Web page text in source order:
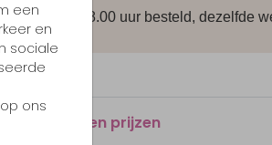
een
en
sociale
ons
✓
Voor 18.00 uur besteld, dezelfde
Formaten en prijzen